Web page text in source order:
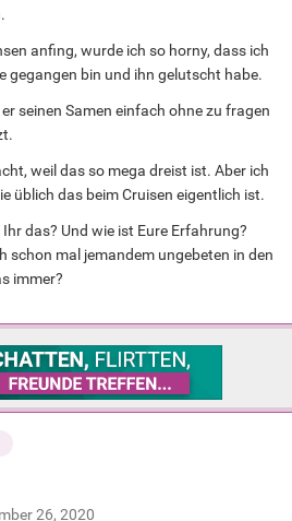
anfing, wurde ich so horny, dass ich
gegangen bin und ihn gelutscht habe.
seinen Samen einfach ohne zu fragen
weil das so mega dreist ist. Aber ich
üblich das beim Cruisen eigentlich ist.
das? Und wie ist Eure Erfahrung?
schon mal jemandem ungebeten in den
immer?
26, 2020